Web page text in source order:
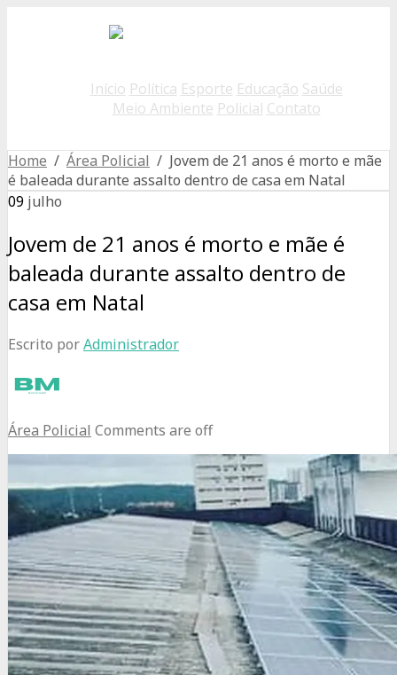
Início Política Esporte Educação Saúde
Meio Ambiente Policial Contato
Home / Área Policial / Jovem de 21 anos é morto e mãe
é baleada durante assalto dentro de casa em Natal
09 julho
Jovem de 21 anos é morto e mãe é
baleada durante assalto dentro de
casa em Natal
Escrito porAdministrador
Área Policial Comments are off